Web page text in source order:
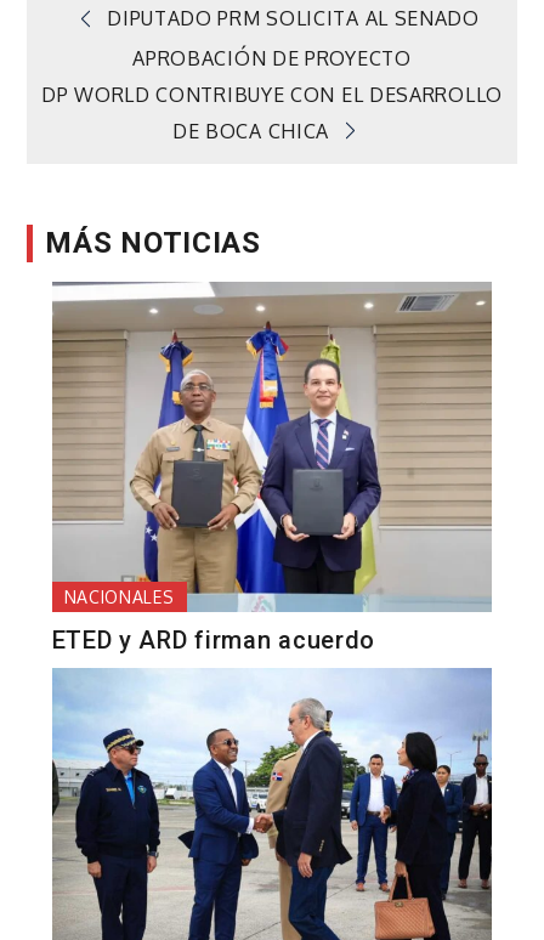
Navegación
de
DIPUTADO PRM SOLICITA AL SENADO
APROBACIÓN DE PROYECTO
DP WORLD CONTRIBUYE CON EL DESARROLLO
DE BOCA CHICA
MÁS NOTICIAS
NACIONALES
ETED y ARD firman acuerdo